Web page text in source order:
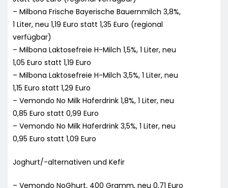
– Milbona Frische Bayerische Bauernmilch 3,8%,
1 Liter, neu 1,19 Euro statt 1,35 Euro (regional
verfügbar)
– Milbona Laktosefreie H-Milch 1,5%, 1 Liter, neu
1,05 Euro statt 1,19 Euro
– Milbona Laktosefreie H-Milch 3,5%, 1 Liter, neu
1,15 Euro statt 1,29 Euro
– Vemondo No Milk Haferdrink 1,8%, 1 Liter, neu
0,85 Euro statt 0,99 Euro
– Vemondo No Milk Haferdrink 3,5%, 1 Liter, neu
0,95 Euro statt 1,09 Euro
Joghurt/-alternativen und Kefir
– Vemondo NoGhurt, 400 Gramm, neu 0,71 Euro